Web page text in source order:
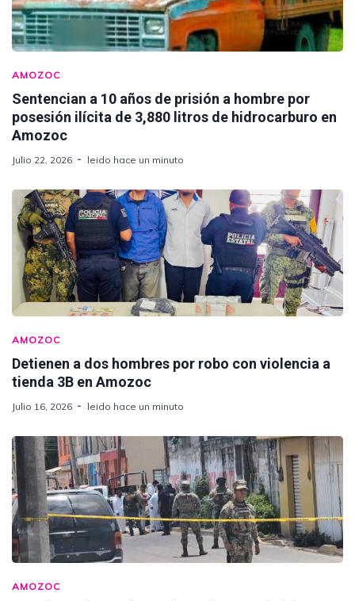
AMOZOC
Sentencian a 10 años de prisión a hombre por
posesión ilícita de 3,880 litros de hidrocarburo en
Amozoc
Julio 22, 2026 leido hace un minuto
AMOZOC
Detienen a dos hombres por robo con violencia a
tienda 3B en Amozoc
Julio 16, 2026 leido hace un minuto
AMOZOC